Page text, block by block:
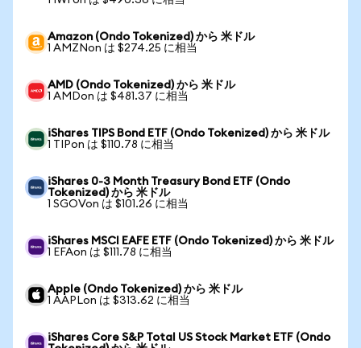
Amazon (Ondo Tokenized) から 米ドル
1 AMZNon は $274.25 に相当
AMD (Ondo Tokenized) から 米ドル
1 AMDon は $481.37 に相当
iShares TIPS Bond ETF (Ondo Tokenized) から 米ドル
1 TIPon は $110.78 に相当
iShares 0-3 Month Treasury Bond ETF (Ondo
Tokenized) から 米ドル
1 SGOVon は $101.26 に相当
iShares MSCI EAFE ETF (Ondo Tokenized) から 米ドル
1 EFAon は $111.78 に相当
Apple (Ondo Tokenized) から 米ドル
1 AAPLon は $313.62 に相当
iShares Core S&P Total US Stock Market ETF (Ondo